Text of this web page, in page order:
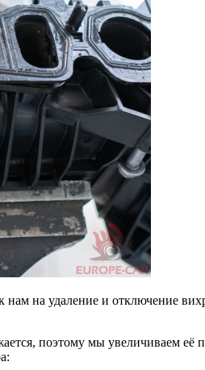
на удаление и отключение
поэтому мы увеличиваем